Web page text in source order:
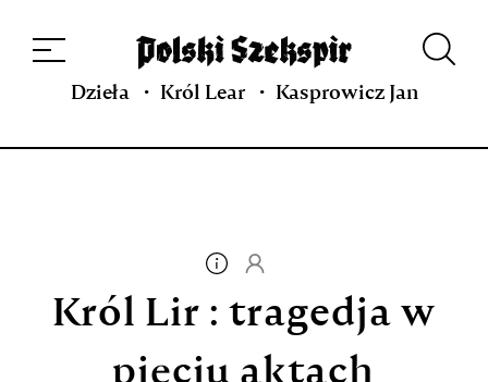
projekcie
Kontakt Indeks strony Aplikacja
Repozytorium XIX w.
Dzieła Król Lear Kasprowicz Jan
Król Lir : tragedja w